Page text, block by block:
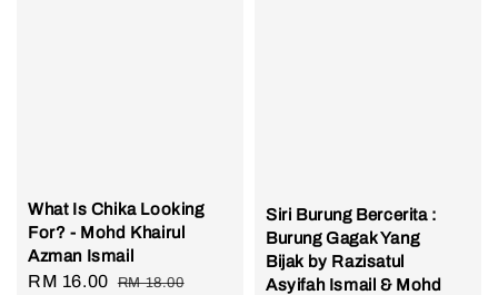
What Is Chika Looking
For? - Mohd Khairul
Azman Ismail
Sale
RM 16.00 Regular
RM 18.00
Siri Burung Bercerita :
Burung Gagak Yang
Bijak by Razisatul
Asyifah Ismail & Mohd